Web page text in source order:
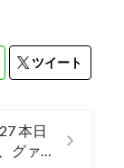
ツイート
本日
グァテ